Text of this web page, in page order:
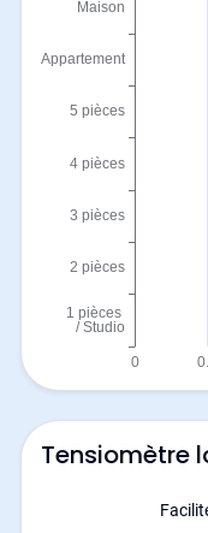
Tensiomètre